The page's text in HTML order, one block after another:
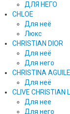
ДЛЯ НЕГО
CHLOE
Для неё
Люкс
CHRISTIAN DIOR
Для неё
Для него
CHRISTINA
Для неё
CLIVE CHRISTIAN
Для нее
Для него